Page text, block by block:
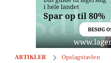
ARTIKLER Opslagstavlen
Psykoterapi v/ Kirsten